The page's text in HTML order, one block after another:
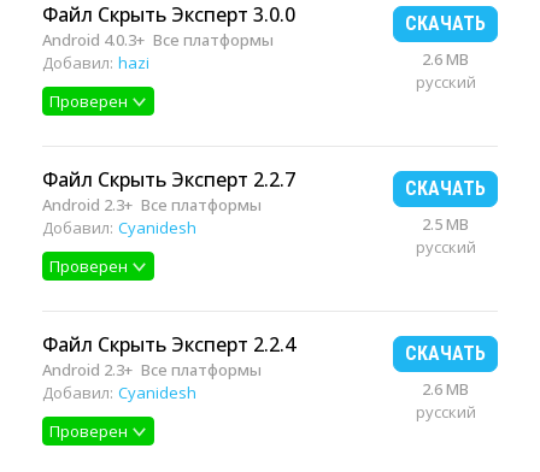
Файл Скрыть Эксперт 3.0.0
Android 4.0.3+ Все платформы
Добавил: hazi
Проверен
СКАЧАТЬ
2.6 MB
русский
Файл Скрыть Эксперт 2.2.7
Android 2.3+ Все платформы
Добавил: Cyanidesh
Проверен
СКАЧАТЬ
2.5 MB
русский
Файл Скрыть Эксперт 2.2.4
Android 2.3+ Все платформы
Добавил: Cyanidesh
Проверен
СКАЧАТЬ
2.6 MB
русский